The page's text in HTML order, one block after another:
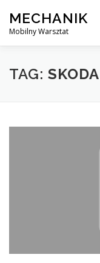
content
MECHANIK
Mobilny Warsztat
MOBILNY
TAG: